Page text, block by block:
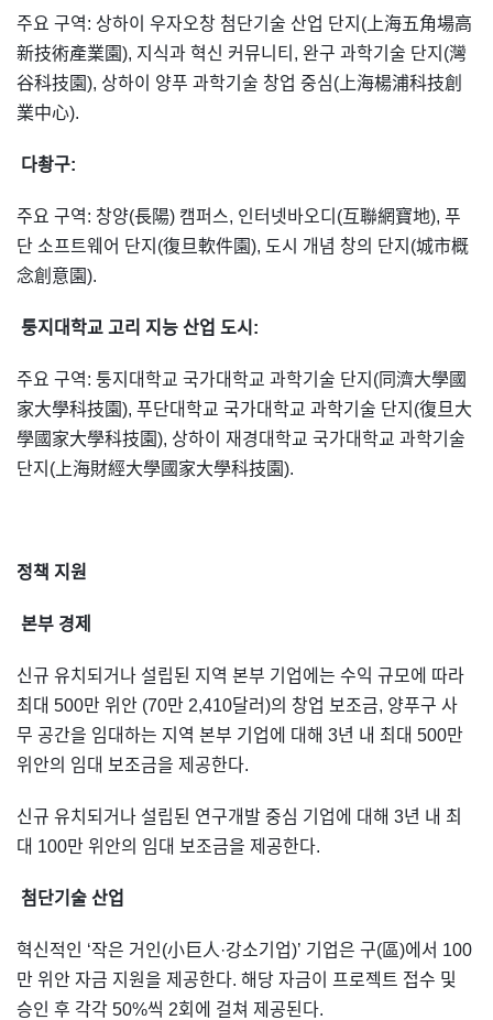
주요 구역: 상하이 우자오창 첨단기술 산업 단지(上海五角場高
新技術產業園), 지식과 혁신 커뮤니티, 완구 과학기술 단지(灣
谷科技園), 상하이 양푸 과학기술 창업 중심(上海楊浦科技創
業中心).
다촹구:
주요 구역: 창양(長陽) 캠퍼스, 인터넷바오디(互聯網寶地), 푸
단 소프트웨어 단지(復旦軟件園), 도시 개념 창의 단지(城市概
念創意園).
퉁지대학교 고리 지능 산업 도시:
주요 구역: 퉁지대학교 국가대학교 과학기술 단지(同濟大學國
家大學科技園), 푸단대학교 국가대학교 과학기술 단지(復旦大
學國家大學科技園), 상하이 재경대학교 국가대학교 과학기술
단지(上海財經大學國家大學科技園).
정책 지원
본부 경제
신규 유치되거나 설립된 지역 본부 기업에는 수익 규모에 따라
최대 500만 위안 (70만 2,410달러)의 창업 보조금, 양푸구 사
무 공간을 임대하는 지역 본부 기업에 대해 3년 내 최대 500만
위안의 임대 보조금을 제공한다.
신규 유치되거나 설립된 연구개발 중심 기업에 대해 3년 내 최
대 100만 위안의 임대 보조금을 제공한다.
첨단기술 산업
혁신적인 ‘작은 거인(小巨人·강소기업)’ 기업은 구(區)에서 100
만 위안 자금 지원을 제공한다. 해당 자금이 프로젝트 접수 및
승인 후 각각 50%씩 2회에 걸쳐 제공된다.